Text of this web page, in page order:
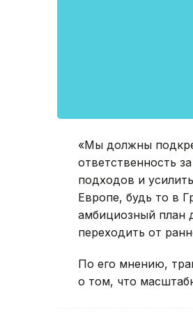
«Мы должны
ответственность
подходов и
Европе, будь то в
амбициозный план
переходить от
По его мнению,
о том, что